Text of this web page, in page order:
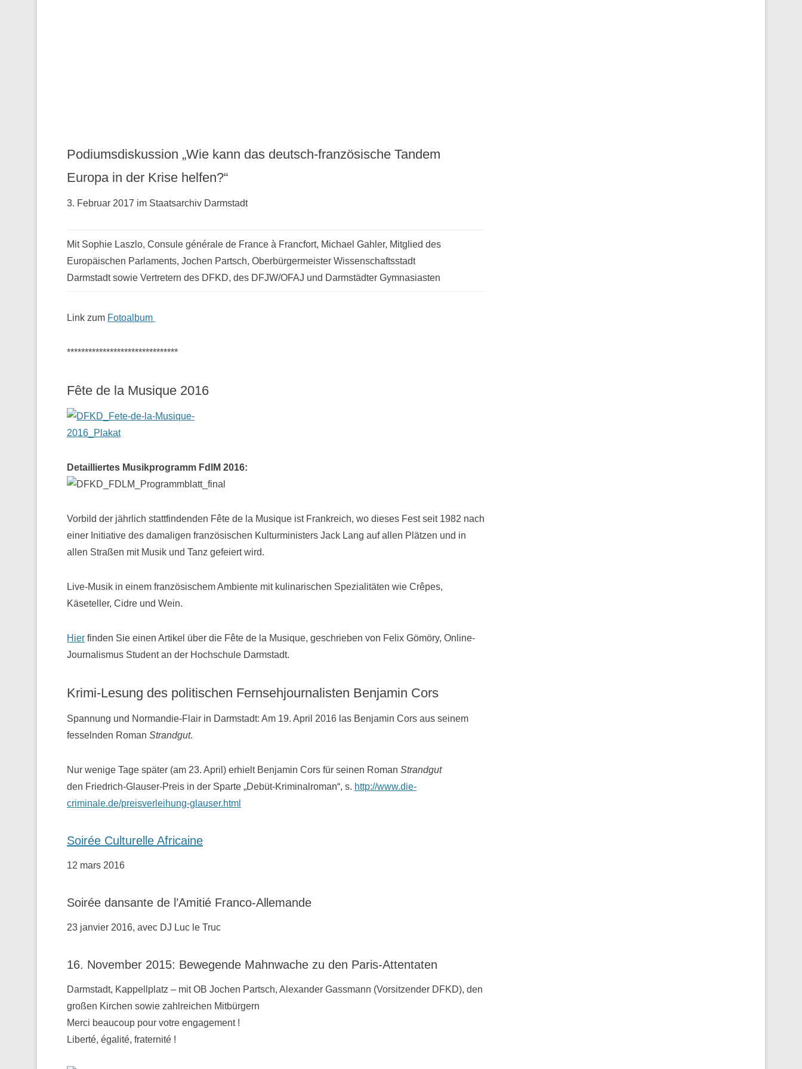
Podiumsdiskussion „Wie kann das deutsch-französische Tandem
Europa in der Krise helfen?“
3. Februar 2017 im Staatsarchiv Darmstadt
Mit Sophie Laszlo, Consule générale de France à Francfort, Michael Gahler, Mitglied des
Europäischen Parlaments, Jochen Partsch, Oberbürgermeister Wissenschaftsstadt
Darmstadt sowie Vertretern des DFKD, des DFJW/OFAJ und Darmstädter Gymnasiasten
Link zum Fotoalbum
*******************************
Fête de la Musique 2016
Detailliertes Musikprogramm FdlM 2016:
Vorbild der jährlich stattfindenden Fête de la Musique ist Frankreich, wo dieses Fest seit 1982 nach
einer Initiative des damaligen französischen Kulturministers Jack Lang auf allen Plätzen und in
allen Straßen mit Musik und Tanz gefeiert wird.
Live-Musik in einem französischem Ambiente mit kulinarischen Spezialitäten wie Crêpes,
Käseteller, Cidre und Wein.
Hier finden Sie einen Artikel über die Fête de la Musique, geschrieben von Felix Gömöry, Online-
Journalismus Student an der Hochschule Darmstadt.
Krimi-Lesung des politischen Fernsehjournalisten Benjamin Cors
Spannung und Normandie-Flair in Darmstadt: Am 19. April 2016 las Benjamin Cors aus seinem
fesselnden Roman Strandgut.
Nur wenige Tage später (am 23. April) erhielt Benjamin Cors für seinen Roman Strandgut
den Friedrich-Glauser-Preis in der Sparte „Debüt-Kriminalroman“, s. http://www.die-
criminale.de/preisverleihung-glauser.html
Soirée Culturelle Africaine
12 mars 2016
Soirée dansante de l’Amitié Franco-Allemande
23 janvier 2016, avec DJ Luc le Truc
16. November 2015: Bewegende Mahnwache zu den ‪Paris-Attentaten
Darmstadt, Kappellplatz – mit OB Jochen Partsch, Alexander Gassmann (Vorsitzender ‪‎DFKD), den
großen Kirchen sowie zahlreichen Mitbürgern
Merci beaucoup pour votre engagement !
Liberté, égalité, fraternité !